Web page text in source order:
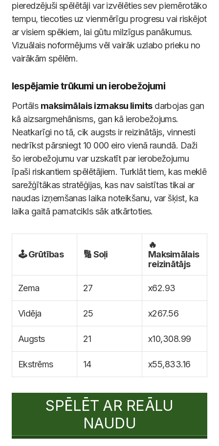
pieredzējuši spēlētāji var izvēlēties sev piemērotāko
tempu, tiecoties uz vienmērīgu progresu vai riskējot
ar visiem spēkiem, lai gūtu milzīgus panākumus.
Vizuālais noformējums vēl vairāk uzlabo prieku no
vairākām spēlēm.
Iespējamie trūkumi un ierobežojumi
Portāls maksimālais izmaksu limitsdarbojas gan
kā aizsargmehānisms, gan kā ierobežojums.
Neatkarīgi no tā, cik augsts ir reizinātājs, vinnesti
nedrīkst pārsniegt 10 000 eiro vienā raundā. Daži
šo ierobežojumu var uzskatīt par ierobežojumu
īpaši riskantiem spēlētājiem. Turklāt tiem, kas meklē
sarežģītākas stratēģijas, kas nav saistītas tikai ar
naudas izņemšanas laika noteikšanu, var šķist, ka
laika gaitā pamatcikls sāk atkārtoties.
🕹️ Grūtības 🔢 Soļi
🔥
Maksimālais
reizinātājs
Zema 27 x62.93
Vidēja 25 x267.56
Augsts 21 x10,308.99
Ekstrēms 14 x55,833.16
SPĒLĒT AR REĀLU
NAUDU